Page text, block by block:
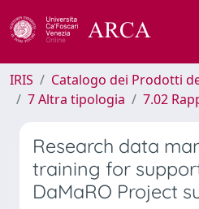
IRIS
Catalogo dei Prodotti
7 Altra tipologia
7.02
Research data
training for
DaMaRO Project